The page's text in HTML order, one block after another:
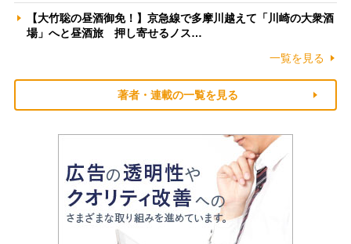
【大竹聡の昼酒御免！】京急線で多摩川越えて「川崎の大衆酒
場」へと昼酒旅 押し寄せるノス…
一覧を見る
著者・連載の一覧を見る